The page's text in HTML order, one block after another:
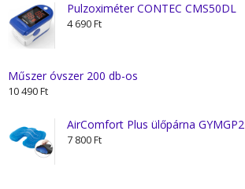
Pulzoximéter CONTEC CMS50DL
4 690Ft
Műszer óvszer 200 db-os
10 490Ft
AirComfort Plus ülőpárna GYMGP2
7 800Ft